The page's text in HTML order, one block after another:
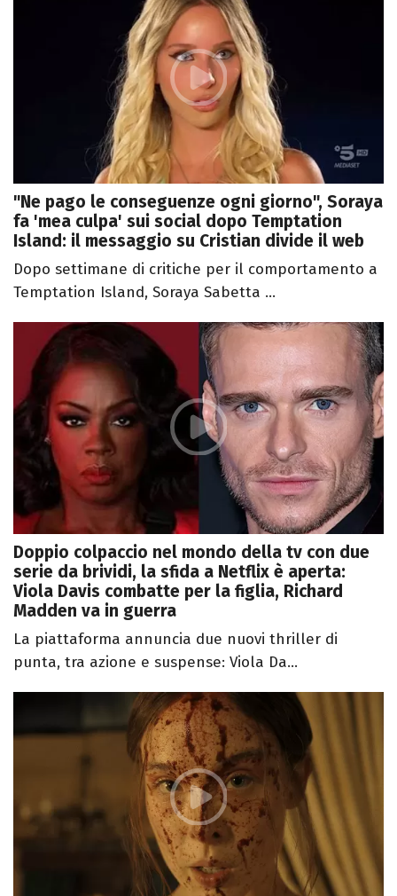
"Ne pago le conseguenze ogni giorno", Soraya
fa 'mea culpa' sui social dopo Temptation
Island: il messaggio su Cristian divide il web
Dopo settimane di critiche per il comportamento a
Temptation Island, Soraya Sabetta ...
Doppio colpaccio nel mondo della tv con due
serie da brividi, la sfida a Netflix è aperta:
Viola Davis combatte per la figlia, Richard
Madden va in guerra
La piattaforma annuncia due nuovi thriller di
punta, tra azione e suspense: Viola Da...